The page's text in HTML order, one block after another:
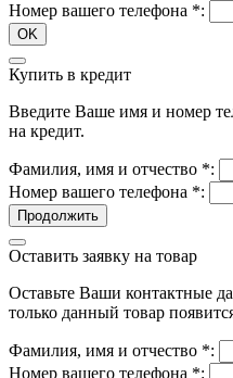
Номер вашего телефона *:
OK
Купить в кредит
Введите Ваше имя и номер
на кредит.
Фамилия, имя и отчество *:
Номер вашего телефона *:
Продолжить
Оставить заявку на товар
Оставьте Ваши контактные
только данный товар
Фамилия, имя и отчество *:
Номер вашего телефона *: